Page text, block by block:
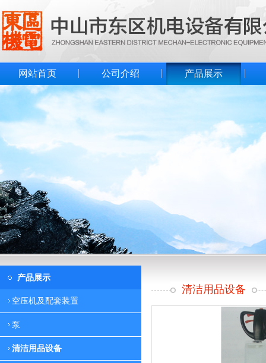
网站首页 公司介绍 产品展示
产品展示
空压机及配套装置
泵
清洁用品设备
清洁用品设备